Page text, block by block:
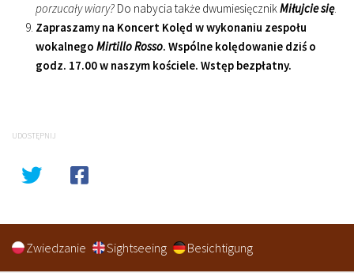
porzucały wiary? Do nabycia także dwumiesięcznikMiłujcie się.
Zapraszamy na Koncert Kolęd w wykonaniu zespołu
wokalnego Mirtillo Rosso. Wspólne kolędowanie dziś o
godz. 17.00 w naszym kościele. Wstęp bezpłatny.
UDOSTĘPNIJ
Zwiedzanie Sightseeing Besichtigung